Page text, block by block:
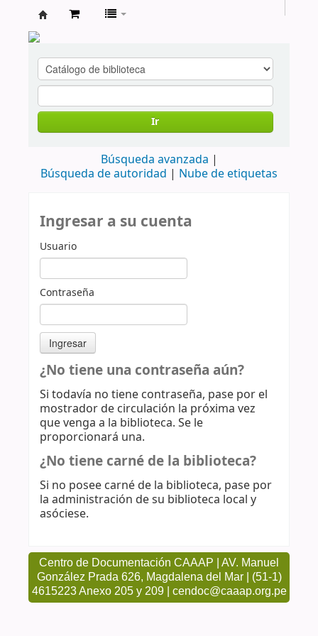
cendoc
Ir
Búsqueda avanzada
Búsqueda de autoridad
Nube de etiquetas
Ingresar a su cuenta
Usuario
Contraseña
¿No tiene una contraseña aún?
Si todavía no tiene contraseña, pase por el
mostrador de circulación la próxima vez
que venga a la biblioteca. Se le
proporcionará una.
¿No tiene carné de la biblioteca?
Si no posee carné de la biblioteca, pase por
la administración de su biblioteca local y
asóciese.
Centro de Documentación CAAAP | AV. Manuel
González Prada 626, Magdalena del Mar | (51-1)
4615223 Anexo 205 y 209 | cendoc@caaap.org.pe